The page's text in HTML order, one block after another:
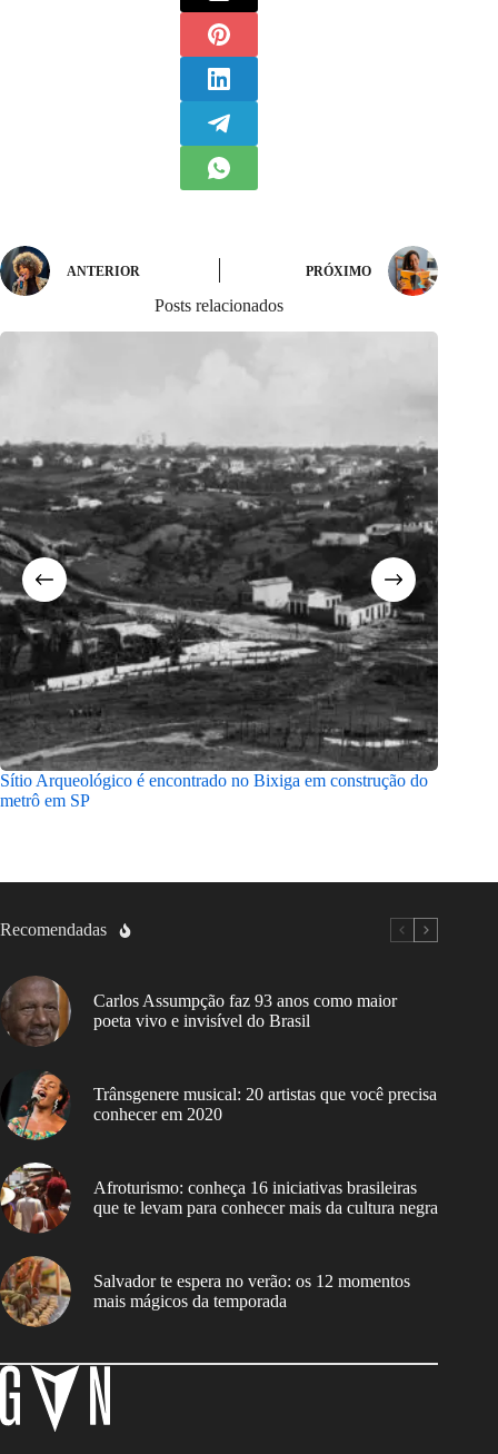
ANTERIOR PRÓXIMO
Posts relacionados
Sítio Arqueológico é encontrado no Bixiga em construção do
metrô em SP
Recomendadas
Carlos Assumpção faz 93 anos como maior
poeta vivo e invisível do Brasil
Trânsgenere musical: 20 artistas que você precisa
conhecer em 2020
Afroturismo: conheça 16 iniciativas brasileiras
que te levam para conhecer mais da cultura negra
Salvador te espera no verão: os 12 momentos
mais mágicos da temporada